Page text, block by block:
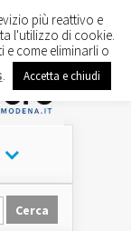
più reattivo e
l'utilizzo di cookie.
e come eliminarli o
Accetta e chiudi